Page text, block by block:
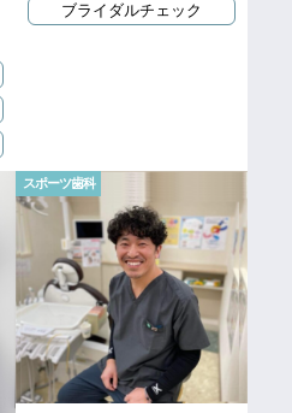
ブライダルチェック
スポーツ歯科